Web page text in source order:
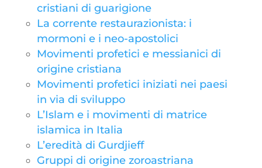
cristiani di guarigione
La corrente restaurazionista: i
mormoni e i neo-apostolici
Movimenti profetici e messianici di
origine cristiana
Movimenti profetici iniziati nei paesi
in via di sviluppo
L’Islam e i movimenti di matrice
islamica in Italia
L’eredità di Gurdjieff
Gruppi di origine zoroastriana